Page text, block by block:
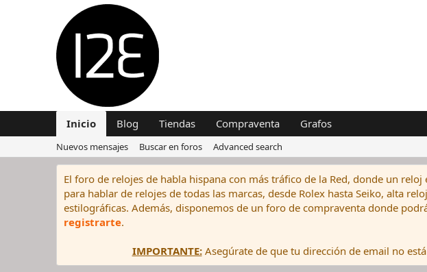
Inicio Blog Tiendas Compraventa Grafos
Nuevos mensajes Buscar en foros Advanced search
El foro de relojes de habla hispana con más tráfico de la Red, donde un
para hablar de relojes de todas las marcas, desde Rolex hasta Seiko, alta
estilográficas. Además, disponemos de un foro de compraventa donde
registrarte.
IMPORTANTE:Asegúrate de que tu dirección de email no